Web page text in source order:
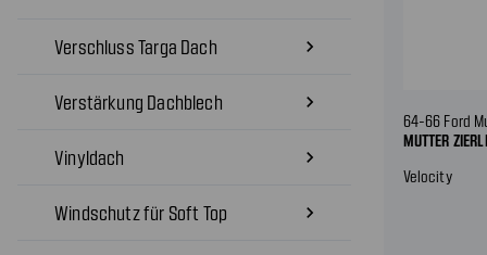
Verschluss Targa Dach navigate_next
Verstärkung Dachblech navigate_next
Vinyldach navigate_next
Windschutz für Soft Top navigate_next
64-66 Ford
MUTTER
Velocity